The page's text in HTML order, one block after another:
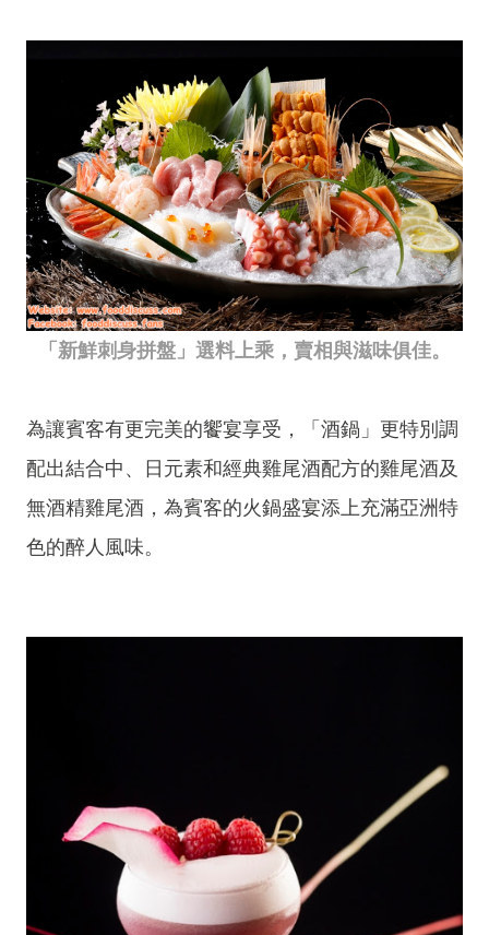
「新鮮刺身拼盤」選料上乘，賣相與滋味俱佳。
為讓賓客有更完美的饗宴享受，「酒鍋」更特別調
配出結合中、日元素和經典雞尾酒配方的雞尾酒及
無酒精雞尾酒，為賓客的火鍋盛宴添上充滿亞洲特
色的醉人風味。